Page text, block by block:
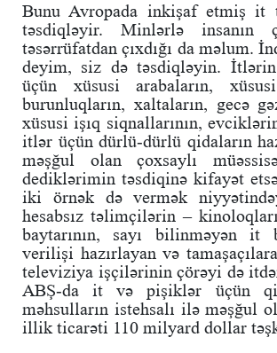
Bunu Avropada inkişaf etmiş it
təsdiqləyir. Minlərlə insanın
təsərrüfatdan çıxdığı da məlum.
deyim, siz də təsdiqləyin.
üçün xüsusi arabaların,
burunluqların, xaltaların, gecə
xüsusi işıq siqnallarının,
itlər üçün dürlü-dürlü qidaların
məşğul olan çoxsaylı
dediklərimin təsdiqinə kifayət
iki örnək də vermək
hesabsız təlimçilərin –
baytarının, sayı bilinməyən it
verilişi hazırlayan və
televiziya işçilərinin çörəyi də
ABŞ-da it və pişiklər üçün
məhsulların istehsalı ilə məşğul
illik ticarəti 110 milyard dollar